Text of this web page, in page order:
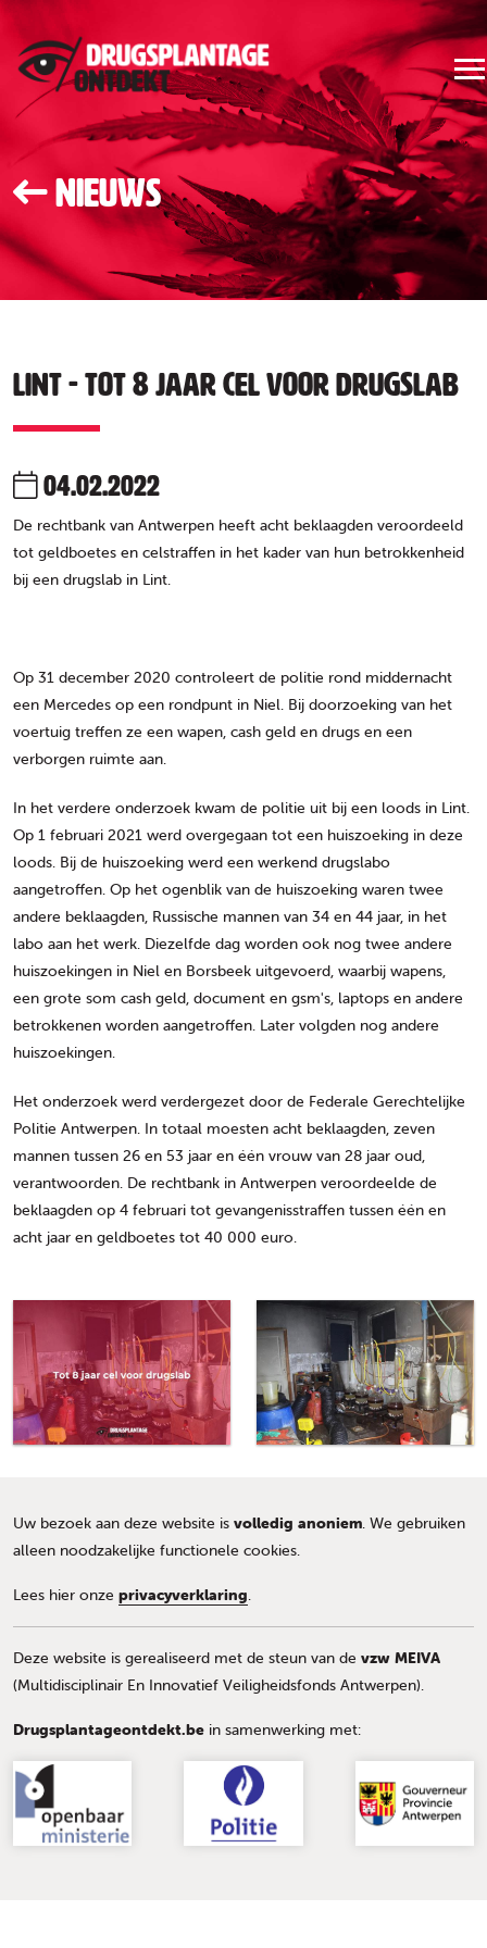
Nieuws
Lint - Tot 8 jaar cel voor drugslab
04.02.2022
De rechtbank van Antwerpen heeft acht beklaagden veroordeeld
tot geldboetes en celstraffen in het kader van hun betrokkenheid
bij een drugslab in Lint.
Op 31 december 2020 controleert de politie rond middernacht
een Mercedes op een rondpunt in Niel. Bij doorzoeking van het
voertuig treffen ze een wapen, cash geld en drugs en een
verborgen ruimte aan.
In het verdere onderzoek kwam de politie uit bij een loods in Lint.
Op 1 februari 2021 werd overgegaan tot een huiszoeking in deze
loods. Bij de huiszoeking werd een werkend drugslabo
aangetroffen. Op het ogenblik van de huiszoeking waren twee
andere beklaagden, Russische mannen van 34 en 44 jaar, in het
labo aan het werk. Diezelfde dag worden ook nog twee andere
huiszoekingen in Niel en Borsbeek uitgevoerd, waarbij wapens,
een grote som cash geld, document en gsm's, laptops en andere
betrokkenen worden aangetroffen. Later volgden nog andere
huiszoekingen.
Het onderzoek werd verdergezet door de Federale Gerechtelijke
Politie Antwerpen. In totaal moesten acht beklaagden, zeven
mannen tussen 26 en 53 jaar en één vrouw van 28 jaar oud,
verantwoorden. De rechtbank in Antwerpen veroordeelde de
beklaagden op 4 februari tot gevangenisstraffen tussen één en
acht jaar en geldboetes tot 40 000 euro.
Uw bezoek aan deze website is volledig anoniem. We gebruiken
alleen noodzakelijke functionele cookies.
Lees hier onze privacyverklaring.
Deze website is gerealiseerd met de steun van de vzw MEIVA
(Multidisciplinair En Innovatief Veiligheidsfonds Antwerpen).
Drugsplantageontdekt.be in samenwerking met: